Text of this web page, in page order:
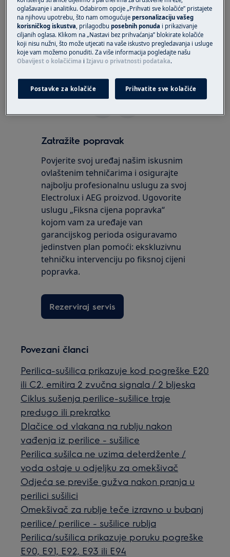
uporabu.
Ako s pomoću gornjih prijedloga ne možete
otkloniti problem, kontaktirajte naš pozivni
centar 01/6323-338 kako bi Vam osigurali
dolazak ovlaštenog servisera.
Je li vam ovaj članak bio koristan?
Zatražite popravak
Povjerite svoj uređaj našim iskusnim
ovlaštenim tehničarima i osigurajte
najbolju profesionalnu uslugu za svoj
Electrolux i AEG proizvod. Ugovorite
uslugu „Fiksna cijena popravka“
kojom vam za uređaje van
garancijskog perioda osiguravamo
jedinstven plan pomoći: ekskluzivnu
tehničku intervenciju po fiksnoj cijeni
popravka.
Rezerviraj servis
Povezani članci
Perilica-sušilica prikazuje kod pogreške E20
ili C2, emitira 2 zvučna signala / 2 bljeska
Ciklus sušenja perilice-sušilice traje
predugo ili prekratko
Dlačice od vlakana na rublju nakon
vađenja iz perilice - sušilice
Perilica sušilca ne uzima deterdžente /
voda ostaje u odjeljku za omekšivač
Odjeća se previše gužva nakon pranja u
perilici sušilici
Omekšivač za rublje teče izravno u bubanj
perilice/ perilice - sušilice rublja
Perilica/sušilica prikazuje poruku pogreške
E90, E91, E92, E93 ili E94
oglašavanje i analitiku. Odabirom opcije „Prihvati sve kolačiće” pristajete
na njihovu upotrebu, što nam omogućujepersonalizaciju vašeg
korisničkog iskustva, prilagodbuposebnih ponuda i prikazivanje
ciljanih oglasa. Klikom na „Nastavi bez prihvaćanja” blokirate kolačiće
koji nisu nužni, što može utjecati na vaše iskustvo pregledavanja i usluge
koje vam možemo ponuditi. Za više informacija pogledajte našu
Obavijest o kolačićima iIzjavu o privatnosti podataka.
Postavke za kolačiće Prihvatite sve kolačiće